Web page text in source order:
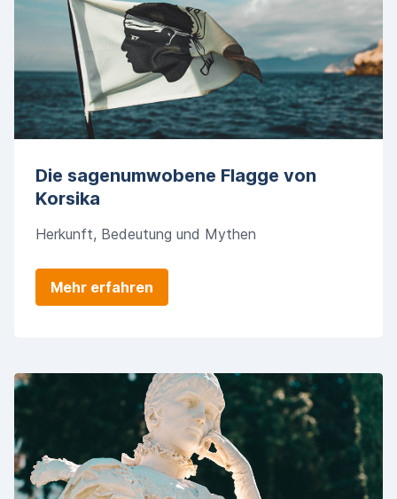
Die sagenumwobene Flagge von
Korsika
Herkunft, Bedeutung und Mythen
Mehr erfahren